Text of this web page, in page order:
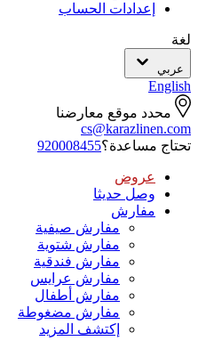
إعدادات الحساب
لغة
عربي
English
محدد موقع معارضنا
cs@karazlinen.com
تحتاج مساعدة؟920008455
عروض
وصل حديثا
مفارش
مفارش صيفية
مفارش شتوية
مفارش فندقية
مفارش عرايس
مفارش أطفال
مفارش مضغوطة
إكتشف المزيد